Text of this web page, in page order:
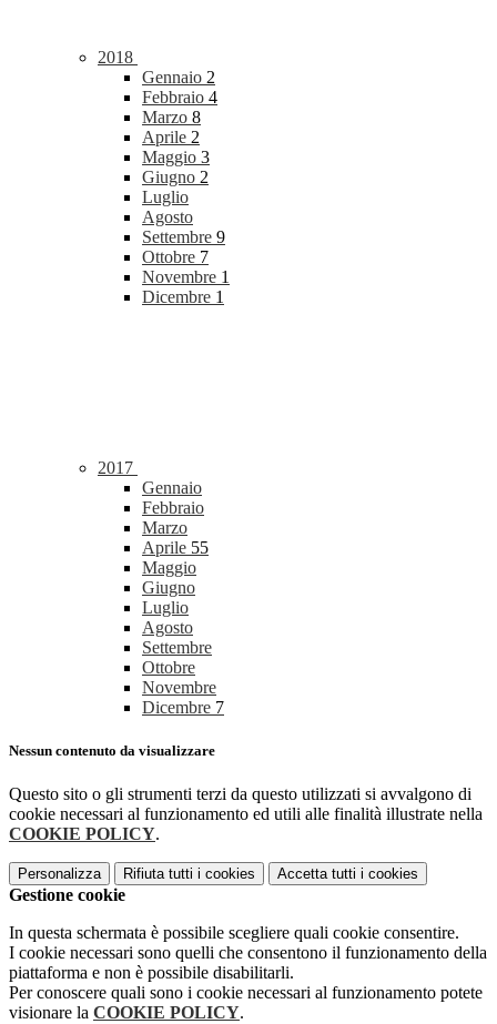
2018
Gennaio 2
Febbraio 4
Marzo 8
Aprile 2
Maggio 3
Giugno 2
Luglio
Agosto
Settembre 9
Ottobre 7
Novembre 1
Dicembre 1
2017
Gennaio
Febbraio
Marzo
Aprile 55
Maggio
Giugno
Luglio
Agosto
Settembre
Ottobre
Novembre
Dicembre 7
Nessun contenuto da visualizzare
Questo sito o gli strumenti terzi da questo utilizzati si avvalgono di
cookie necessari al funzionamento ed utili alle finalità illustrate nella
COOKIE POLICY.
Personalizza Rifiuta tutti i cookies Accetta tutti i cookies
Gestione cookie
In questa schermata è possibile scegliere quali cookie consentire.
I cookie necessari sono quelli che consentono il funzionamento della
piattaforma e non è possibile disabilitarli.
Per conoscere quali sono i cookie necessari al funzionamento potete
visionare la COOKIE POLICY.